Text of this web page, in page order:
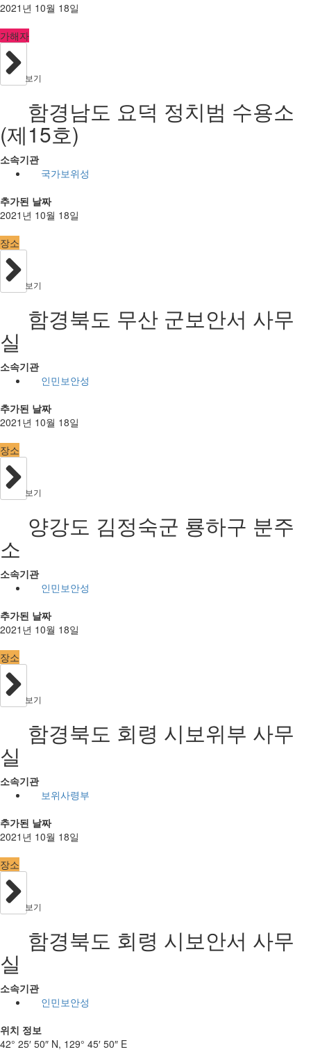
2021년 10월 18일
가해자
보기
함경남도 요덕 정치범 수용소
(제15호)
소속기관
국가보위성
추가된 날짜
2021년 10월 18일
장소
보기
함경북도 무산 군보안서 사무
실
소속기관
인민보안성
추가된 날짜
2021년 10월 18일
장소
보기
양강도 김정숙군 룡하구 분주
소
소속기관
인민보안성
추가된 날짜
2021년 10월 18일
장소
보기
함경북도 회령 시보위부 사무
실
소속기관
보위사령부
추가된 날짜
2021년 10월 18일
장소
보기
함경북도 회령 시보안서 사무
실
소속기관
인민보안성
위치 정보
42° 25′ 50″ N, 129° 45′ 50″ E